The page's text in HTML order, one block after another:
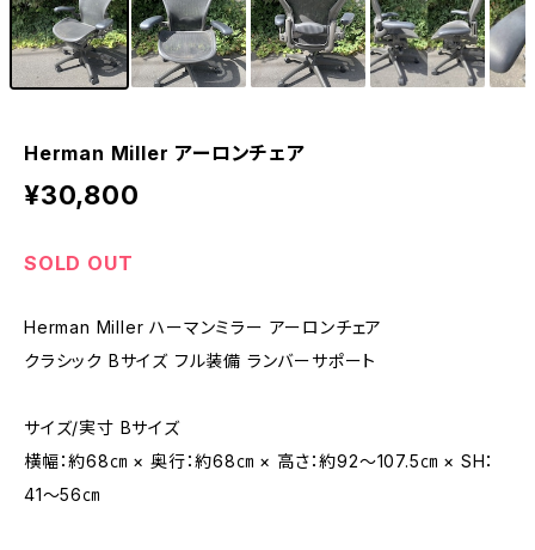
Herman Miller アーロンチェア
¥30,800
SOLD OUT
Herman Miller ハーマンミラー アーロンチェア
クラシック Bサイズ フル装備 ランバーサポート
サイズ/実寸 Bサイズ
横幅：約68㎝ × 奥行：約68㎝ × 高さ：約92～107.5㎝ × SH：
41～56㎝